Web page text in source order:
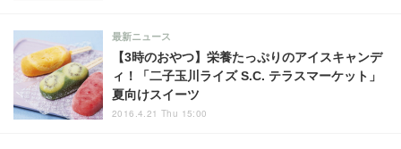
【3時のおやつ】栄養たっぷりのアイスキャンデ
ィ！「二子玉川ライズ S.C. テラスマーケット」
夏向けスイーツ
最新ニュース
2016.4.21 Thu 15:00